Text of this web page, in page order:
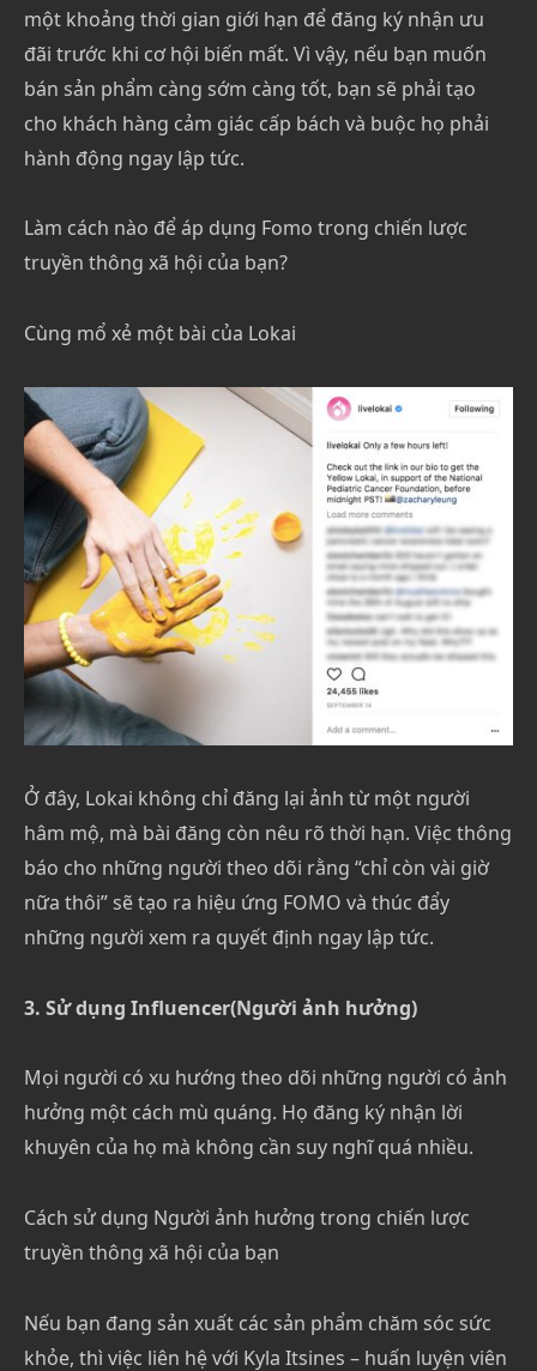
một khoảng thời gian giới hạn để đăng ký nhận ưu
đãi trước khi cơ hội biến mất. Vì vậy, nếu bạn muốn
bán sản phẩm càng sớm càng tốt, bạn sẽ phải tạo
cho khách hàng cảm giác cấp bách và buộc họ phải
hành động ngay lập tức.
Làm cách nào để áp dụng Fomo trong chiến lược
truyền thông xã hội của bạn?
Cùng mổ xẻ một bài của Lokai
Ở đây, Lokai không chỉ đăng lại ảnh từ một người
hâm mộ, mà bài đăng còn nêu rõ thời hạn. Việc thông
báo cho những người theo dõi rằng “chỉ còn vài giờ
nữa thôi” sẽ tạo ra hiệu ứng FOMO và thúc đẩy
những người xem ra quyết định ngay lập tức.
3. Sử dụng Influencer(Người ảnh hưởng)
Mọi người có xu hướng theo dõi những người có ảnh
hưởng một cách mù quáng. Họ đăng ký nhận lời
khuyên của họ mà không cần suy nghĩ quá nhiều.
Cách sử dụng Người ảnh hưởng trong chiến lược
truyền thông xã hội của bạn
Nếu bạn đang sản xuất các sản phẩm chăm sóc sức
khỏe, thì việc liên hệ với Kyla Itsines – huấn luyện viên